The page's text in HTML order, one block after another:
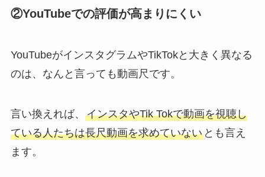
②YouTubeでの評価が高まりにくい
YouTubeがインスタグラムやTikTokと大きく異なる
のは、なんと言っても動画尺です。
言い換えれば、 インスタやTik Tokで動画を視聴し
ている人たちは長尺動画を求めていないとも言え
ます。